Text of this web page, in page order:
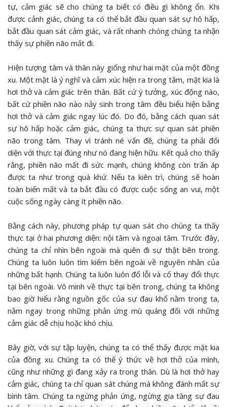
tự, cảm giác sẽ cho chúng ta biết có điều gì không ổn. Khi
được cảnh giác, chúng ta có thể bắt đầu quan sát sự hô hấp,
bắt đầu quan sát cảm giác, và rất nhanh chóng chúng ta nhận
thấy sự phiền não mất đi.
Hiện tượng tâm và thân này giống như hai mặt của một đồng
xu. Một mặt là ý nghĩ và cảm xúc hiện ra trong tâm, mặt kia là
hơi thở và cảm giác trên thân. Bất cứ ý tưởng, xúc động nào,
bất cứ phiền não nào nảy sinh trong tâm đều biểu hiện bằng
hơi thở và cảm giác ngay lúc đó. Do đó, bằng cách quan sát
sự hô hấp hoặc cảm giác, chúng ta thực sự quan sát phiền
não trong tâm. Thay vì tránh né vấn đề, chúng ta phải đối
diện với thực tại đúng như nó đang hiện hữu. Kết quả cho thấy
rằng, phiền não mất đi sức mạnh, chúng không còn trấn áp
được ta như trong quá khứ. Nếu ta kiên trì, chúng sẽ hoàn
toàn biến mất và ta bắt đầu có được cuộc sống an vui, một
cuộc sống ngày càng ít phiền não.
Bằng cách này, phương pháp tự quan sát cho chúng ta thấy
thực tại ở hai phương diện: nội tâm và ngoại tâm. Trước đây,
chúng ta chỉ nhìn bên ngoài mà quên đi sự thật bên trong.
Chúng ta luôn luôn tìm kiếm bên ngoài về nguyên nhân của
những bất hạnh. Chúng ta luôn luôn đổ lỗi và cố thay đổi thực
tại bên ngoài. Vô minh về thực tại bên trong, chúng ta không
bao giờ hiểu rằng nguồn gốc của sự đau khổ nằm trong ta,
nằm ngay trong những phản ứng mù quáng đối với những
cảm giác dễ chịu hoặc khó chịu.
Bây giờ, với sự tập luyện, chúng ta có thể thấy được mặt kia
của đồng xu. Chúng ta có thể ý thức về hơi thở của mình,
cũng như những gì đang xảy ra trong thân. Dù là hơi thở hay
cảm giác, chúng ta chỉ quan sát chúng mà không đánh mất sự
bình tâm. Chúng ta ngừng phản ứng, ngừng gia tăng sự đau